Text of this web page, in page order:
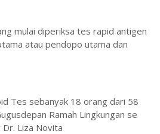
mulai diperiksa tes rapid antigen
atau pendopo utama dan
Tes sebanyak 18 orang dari 58
Ramah Lingkungan se
Liza Novita